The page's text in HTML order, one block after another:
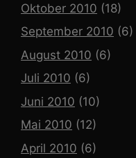
Oktober 2010 (18)
September 2010 (6)
August 2010 (6)
Juli 2010 (6)
Juni 2010 (10)
Mai 2010 (12)
April 2010 (6)